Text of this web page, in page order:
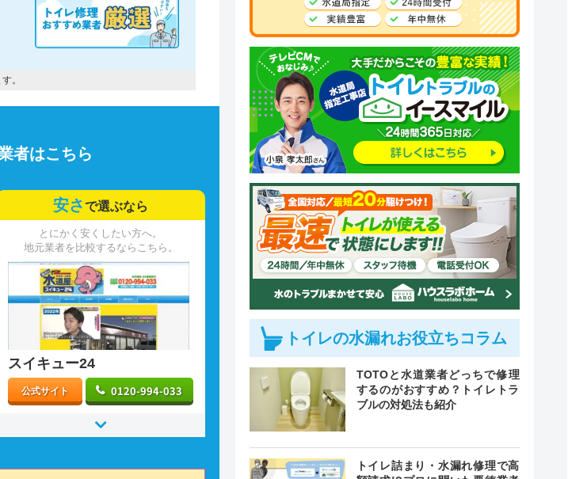
。
者はこちら
安さで選ぶなら
とにかく安くしたい方へ。
地元業者を比較するならこちら。
スイキュー24
公式サイト 0120-994-033
トイレの水漏れお役立ちコラム
TOTOと水道業者どっちで修理
するのがおすすめ？トイレトラ
ブルの対処法も紹介
トイレ詰まり・水漏れ修理で高